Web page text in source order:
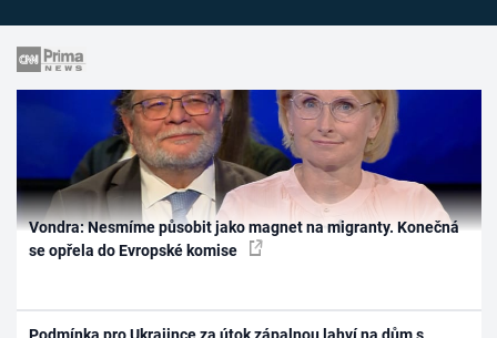
Vondra: Nesmíme působit jako magnet na migranty. Konečná
se opřela do Evropské komise